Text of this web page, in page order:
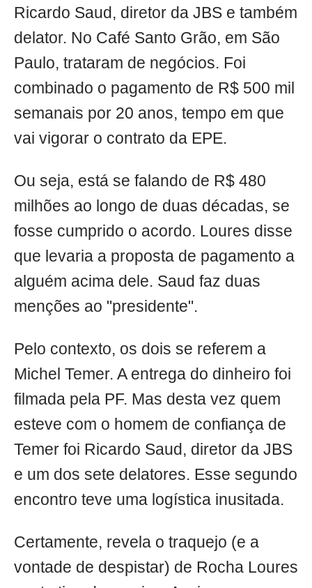
Ricardo Saud, diretor da JBS e também
delator. No Café Santo Grão, em São
Paulo, trataram de negócios. Foi
combinado o pagamento de R$ 500 mil
semanais por 20 anos, tempo em que
vai vigorar o contrato da EPE.
Ou seja, está se falando de R$ 480
milhões ao longo de duas décadas, se
fosse cumprido o acordo. Loures disse
que levaria a proposta de pagamento a
alguém acima dele. Saud faz duas
menções ao "presidente".
Pelo contexto, os dois se referem a
Michel Temer. A entrega do dinheiro foi
filmada pela PF. Mas desta vez quem
esteve com o homem de confiança de
Temer foi Ricardo Saud, diretor da JBS
e um dos sete delatores. Esse segundo
encontro teve uma logística inusitada.
Certamente, revela o traquejo (e a
vontade de despistar) de Rocha Loures